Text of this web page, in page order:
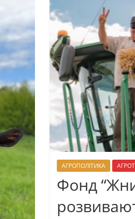
АГРОПОЛІТИКА
Фонд